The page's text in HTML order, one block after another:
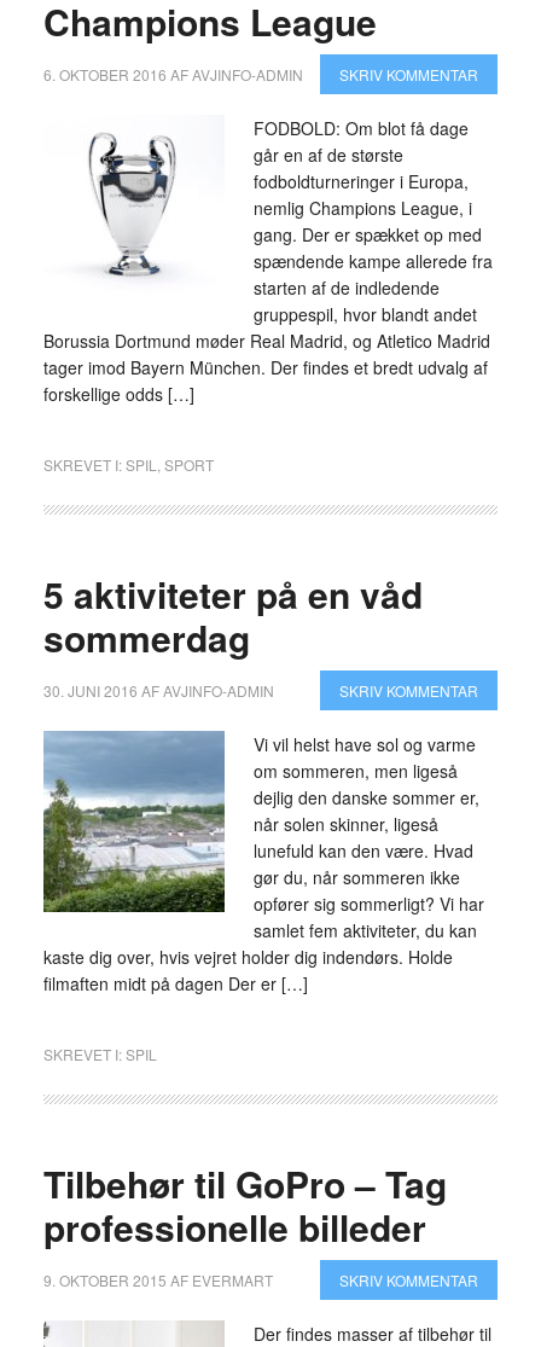
Champions League
6. OKTOBER 2016 AFAVJINFO-ADMIN SKRIV KOMMENTAR
FODBOLD: Om blot få dage
går en af de største
fodboldturneringer i Europa,
nemlig Champions League, i
gang. Der er spækket op med
spændende kampe allerede fra
starten af de indledende
gruppespil, hvor blandt andet
Borussia Dortmund møder Real Madrid, og Atletico Madrid
tager imod Bayern München. Der findes et bredt udvalg af
forskellige odds […]
SKREVET I:SPIL SPORT
5 aktiviteter på en våd
sommerdag
30. JUNI 2016 AFAVJINFO-ADMIN SKRIV KOMMENTAR
Vi vil helst have sol og varme
om sommeren, men ligeså
dejlig den danske sommer er,
når solen skinner, ligeså
lunefuld kan den være. Hvad
gør du, når sommeren ikke
opfører sig sommerligt? Vi har
samlet fem aktiviteter, du kan
kaste dig over, hvis vejret holder dig indendørs. Holde
filmaften midt på dagen Der er […]
SKREVET I:SPIL
Tilbehør til GoPro – Tag
professionelle billeder
9. OKTOBER 2015 AF EVERMART SKRIV KOMMENTAR
Der findes masser af tilbehør til